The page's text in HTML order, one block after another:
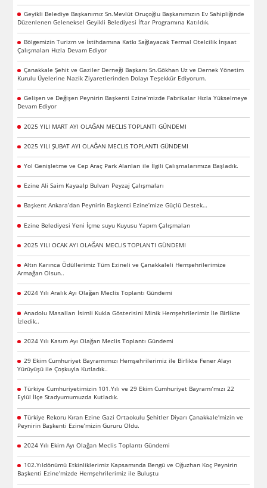
Geyikli Belediye Başkanımız Sn.Mevlüt Oruçoğlu Başkanımızın Ev Sahipliğinde
Düzenlenen Geleneksel Geyikli Belediyesi İftar Programına Katıldık.
Bölgemizin Turizm ve İstihdamına Katkı Sağlayacak Termal Otelcilik İnşaat
Çalışmaları Hızla Devam Ediyor
Çanakkale Şehit ve Gaziler Derneği Başkanı Sn.Gökhan Uz ve Dernek Yönetim
Kurulu Üyelerine Nazik Ziyaretlerinden Dolayı Teşekkür Ediyorum.
Gelişen ve Değişen Peynirin Başkenti Ezine’mizde Fabrikalar Hızla Yükselmeye
Devam Ediyor
2025 YILI MART AYI OLAĞAN MECLIS TOPLANTI GÜNDEMI
2025 YILI ŞUBAT AYI OLAĞAN MECLIS TOPLANTI GÜNDEMI
Yol Genişletme ve Cep Araç Park Alanları ile İlgili Çalışmalarımıza Başladık.
Ezine Ali Saim Kayaalp Bulvarı Peyzaj Çalışmaları
Başkent Ankara’dan Peynirin Başkenti Ezine’mize Güçlü Destek…
Ezine Belediyesi Yeni İçme suyu Kuyusu Yapım Çalışmaları
2025 YILI OCAK AYI OLAĞAN MECLIS TOPLANTI GÜNDEMI
Altın Karınca Ödüllerimiz Tüm Ezineli ve Çanakkaleli Hemşehrilerimize
Armağan Olsun..
2024 Yılı Aralık Ayı Olağan Meclis Toplantı Gündemi
Anadolu Masalları İsimli Kukla Gösterisini Minik Hemşehrilerimiz İle Birlikte
İzledik..
2024 Yılı Kasım Ayı Olağan Meclis Toplantı Gündemi
29 Ekim Cumhuriyet Bayramımızı Hemşehrilerimiz ile Birlikte Fener Alayı
Yürüyüşü ile Çoşkuyla Kutladık..
Türkiye Cumhuriyetimizin 101.Yılı ve 29 Ekim Cumhuriyet Bayramı’mızı 22
Eylül İlçe Stadyumumuzda Kutladık.
Türkiye Rekoru Kıran Ezine Gazi Ortaokulu Şehitler Diyarı Çanakkale'mizin ve
Peynirin Başkenti Ezine’mizin Gururu Oldu.
2024 Yılı Ekim Ayı Olağan Meclis Toplantı Gündemi
102.Yıldönümü Etkinliklerimiz Kapsamında Bengü ve Oğuzhan Koç Peynirin
Başkenti Ezine’mizde Hemşehrilerimiz ile Buluştu